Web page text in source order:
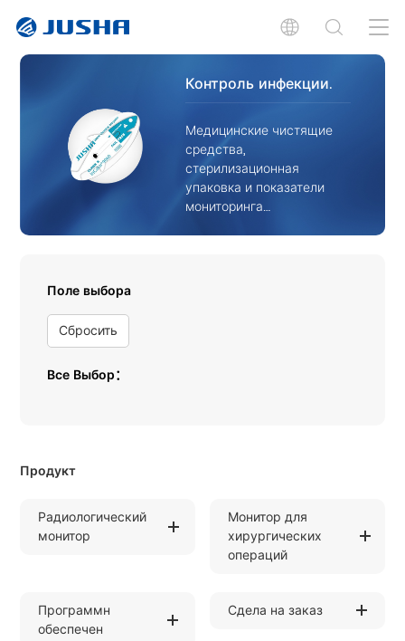
Контроль инфекции.
Медицинские чистящие
средства,
стерилизационная
упаковка и показатели
мониторинга
Поле выбора
Сбросить
Все Выбор：
Продукт
Радиологический
монитор
Монитор для
хирургических
операций
Программн
обеспечен
Сдела на заказ